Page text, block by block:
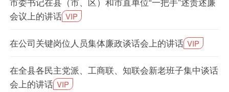
会议上的讲话 VIP
在公司关键岗位人员集体廉政谈话会上的讲话 VIP
在全县各民主党派、工商联、知联会新老班子集中谈话
会上的讲话 VIP